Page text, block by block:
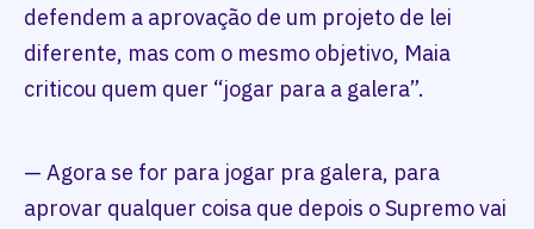
defendem a aprovação de um projeto de lei
diferente, mas com o mesmo objetivo, Maia
criticou quem quer “jogar para a galera”.
— Agora se for para jogar pra galera, para
aprovar qualquer coisa que depois o Supremo vai